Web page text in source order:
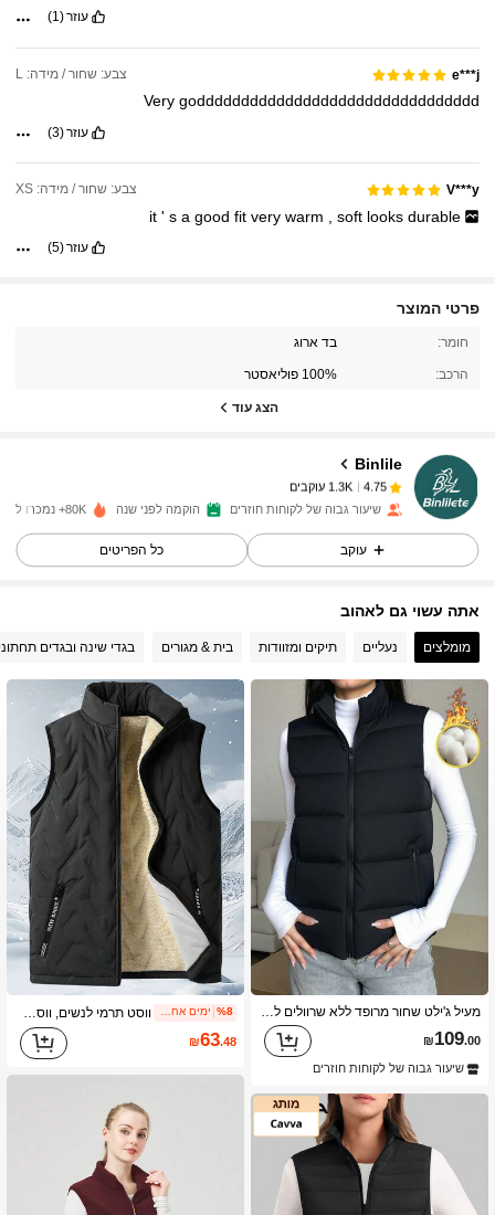
עוזר(1)
e***j צבע: שחור / מידה: L
Very godddddddddddddddddddddddddddddddd
עוזר(3)
V***y צבע: שחור / מידה: XS
it'sagoodfitverywarm ,soft looksdurable
עוזר(5)
פרטי המוצר
חומר: בד ארוג
הרכב: 100% פוליאסטר
הצג עוד
Binlile
4.75
1.3K עוקבים
y***e שילםלפני יום אחד
4.75 1.3K עוקבים
4.75 1.3K עוקבים
4.75 1.3K עוקבים
1.3K עוקבים
4.75 1.3K עוקבים
4.75
שיעור גבוה של לקוחות חוזרים הוקמה לפני שנה 80K+ נמכרו לאחרונה
עוקב כל הפריטים
אתה עשוי גם לאהוב
מומלצים נעליים תיקים ומזוודות בית & מגורים בגדי שינה ובגדים
₪109.00
שיעור גבוה של לקוחות חוזרים
%8 ווסט תרמי לנשים, ווסט פליס, חם ומסוגנן. ספורט
₪63.48